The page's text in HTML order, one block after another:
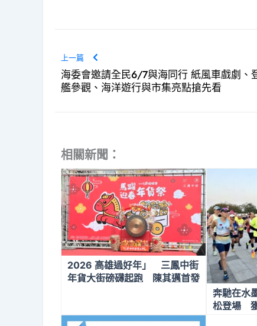
上一篇
海委會邀請全民6/7與海同行 紙風車戲劇、
艦參觀、海洋遊行與市集亮點搶先看
相關新聞：
2026 高雄過好年」 三鳳中街
年貨大街磅礴起跑 陳其邁首發
奔馳在水
松登場